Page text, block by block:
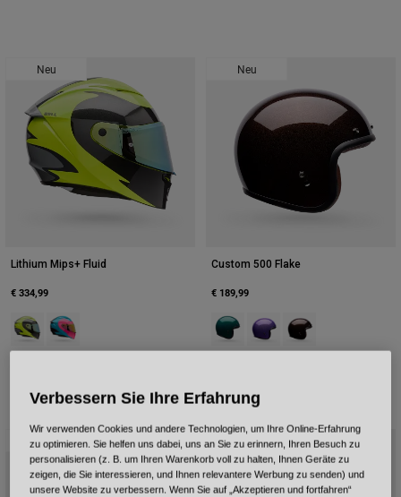
Neu
Lithium Mips+ Fluid
€ 334,99
Product swatch type of Fluoreszierendes Gelb.
Product swatch type of Türkis.
Neu
Custom 500 Flake
€ 189,99
Product swatch type of
Product swatch type of Lila.
Product swatch
Neu Neu
Verbessern Sie Ihre Erfahrung
Wir verwenden Cookies und andere Technologien, um Ihre Online-Erfahrung
zu optimieren. Sie helfen uns dabei, uns an Sie zu erinnern, Ihren Besuch zu
personalisieren (z. B. um Ihren Warenkorb voll zu halten, Ihnen Geräte zu
zeigen, die Sie interessieren, und Ihnen relevantere Werbung zu senden) und
unsere Website zu verbessern. Wenn Sie auf „Akzeptieren und fortfahren“